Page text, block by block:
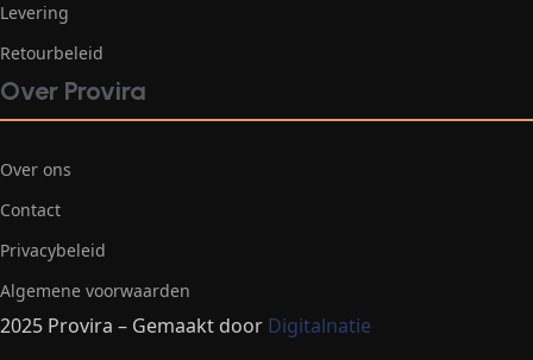
Levering
Retourbeleid
Over Provira
Over ons
Contact
Privacybeleid
Algemene voorwaarden
2025 Provira – Gemaakt door Digitalnatie